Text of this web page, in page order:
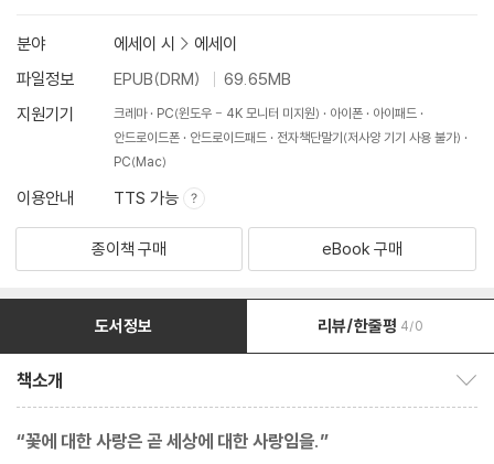
분야 에세이 시 > 에세이
파일정보
EPUB(DRM)
69.65MB
지원기기
크레마 PC(윈도우 - 4K 모니터 미지원) 아이폰
아이패드
안드로이드폰
안드로이드패드
전자책단말기(저사양 기기 사용 불가)
PC(Mac)
이용안내 TTS 가능
종이책 구매 eBook 구매
도서정보 리뷰/한줄평 4/0
책소개
“꽃에 대한 사랑은 곧 세상에 대한 사랑임을.”